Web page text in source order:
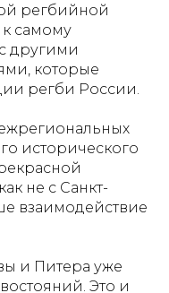
регбийной
самому
другими
которые
регби России.
исторического
не с Санкт-
взаимодействие
и Питера уже
Это и